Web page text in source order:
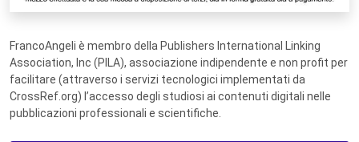
FrancoAngeli è membro della Publishers International Linking
Association, Inc (PILA), associazione indipendente e non profit per
facilitare (attraverso i servizi tecnologici implementati da
CrossRef.org) l’accesso degli studiosi ai contenuti digitali nelle
pubblicazioni professionali e scientifiche.